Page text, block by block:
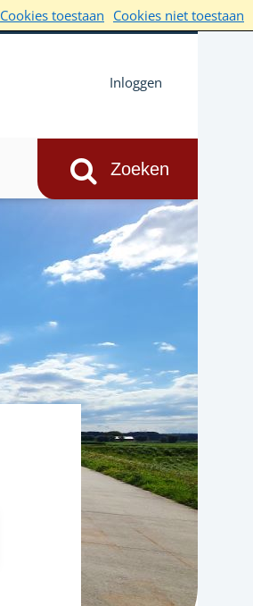
Cookies toestaan Cookies niet toestaan
Inloggen